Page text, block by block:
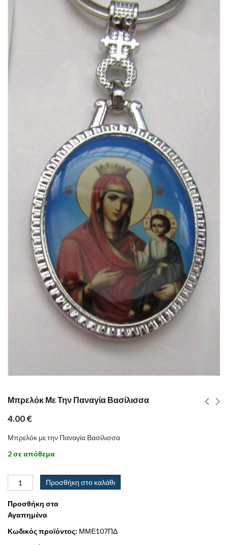
Μπρελόκ Με Την Παναγία Βασίλισσα
4.00€
Μπρελόκ με την Παναγία Βασίλισσα
2 σε απόθεμα
Προσθήκη στο καλάθι
Προσθήκη στα
Αγαπημένα
Κωδικός προϊόντος: ΜΜΕ107ΠΔ